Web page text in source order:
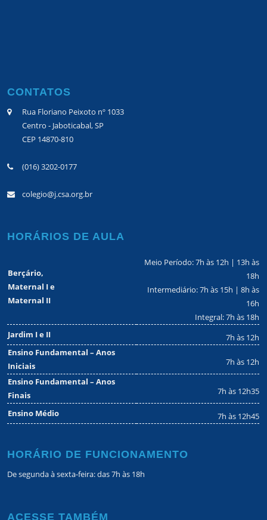
CONTATOS
Rua Floriano Peixoto nº 1033
Centro - Jaboticabal, SP
CEP 14870-810
(016) 3202-0177
colegio@j.csa.org.br
HORÁRIOS DE AULA
Berçário,
Maternal I e
Maternal II
Meio Período: 7h às 12h | 13h às
18h
Intermediário: 7h às 15h | 8h às
16h
Integral: 7h às 18h
Jardim I e II
7h às 12h
Ensino Fundamental – Anos
Iniciais
7h às 12h
Ensino Fundamental – Anos
Finais
7h às 12h35
Ensino Médio 7h às 12h45
HORÁRIO DE FUNCIONAMENTO
De segunda à sexta-feira: das 7h às 18h
ACESSE TAMBÉM